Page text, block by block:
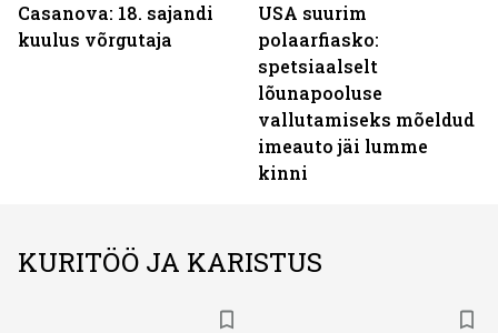
Casanova: 18. sajandi
kuulus võrgutaja
USA suurim
polaarfiasko:
spetsiaalselt
lõunapooluse
vallutamiseks mõeldud
imeauto jäi lumme
kinni
KURITÖÖ JA KARISTUS